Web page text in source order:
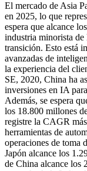
El mercado de Asia
en 2025, lo que
espera que alcance
industria minorista de
transición. Esto está
avanzadas de
la experiencia del
SE, 2020, China ha
inversiones en IA
Además, se espera
los 18.800 millones
registre la CAGR
herramientas de
operaciones de toma
Japón alcance los
de China alcance los